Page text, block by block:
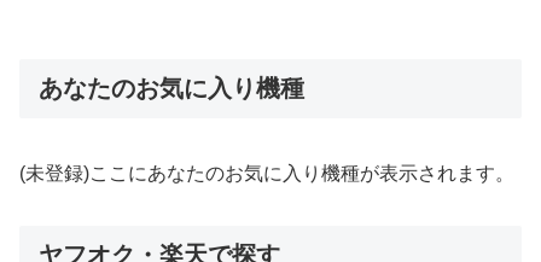
あなたのお気に入り機種
(未登録)ここにあなたのお気に入り機種が表示されます。
ヤフオク・楽天で探す